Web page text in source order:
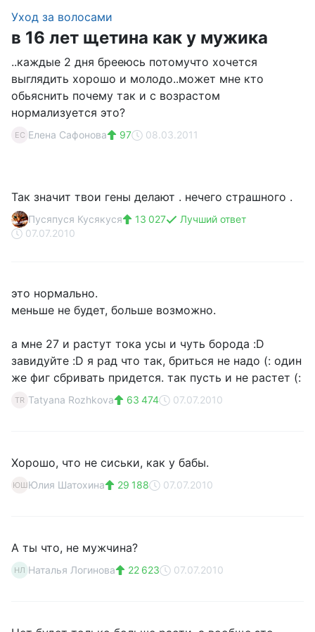
Уход за волосами
в 16 лет щетина как у мужика
..каждые 2 дня брееюсь потомучто хочется
выглядить хорошо и молодо..может мне кто
обьяснить почему так и с возрастом
нормализуется это?
ЕС Елена Сафонова 97 08.03.2011
Так значит твои гены делают . нечего страшного .
Пусяпуся Кусякуся 13 027
Лучший ответ
07.07.2010
это нормально.
меньше не будет, больше возможно.
а мне 27 и растут тока усы и чуть борода :D
завидуйте :D я рад что так, бриться не надо (: один
же фиг сбривать придется. так пусть и не растет (:
TR Tatyana Rozhkova 63 474 07.07.2010
Хорошо, что не сиськи, как у бабы.
ЮШЮлия Шатохина 29 188 07.07.2010
А ты что, не мужчина?
НЛ Наталья Логинова 22 623 07.07.2010